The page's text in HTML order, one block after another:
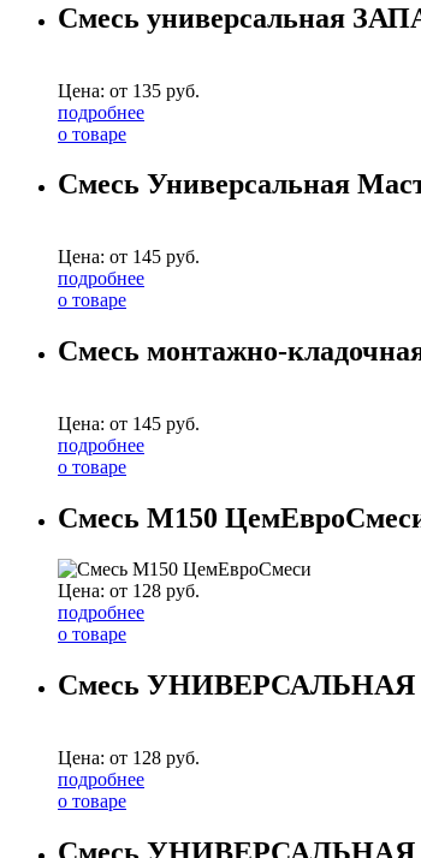
Смесь универсальная
Цена: от 135 руб.
подробнее
о товаре
Смесь Универсальная
Цена: от 145 руб.
подробнее
о товаре
Смесь монтажно-
Цена: от 145 руб.
подробнее
о товаре
Смесь М150
Цена: от 128 руб.
подробнее
о товаре
Смесь УНИВЕРСАЛЬНАЯ
Цена: от 128 руб.
подробнее
о товаре
Смесь УНИВЕРСАЛЬНАЯ